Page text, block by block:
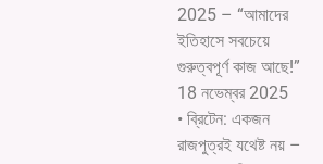
2025 – “আমাদের
ইতিহাসে সবচেয়ে
গুরুত্বপূর্ণ কাজ আছে!”
18 নভেম্বর 2025
• ব্রিটেন: একজন
রাজপুত্রই যথেষ্ট নয় –